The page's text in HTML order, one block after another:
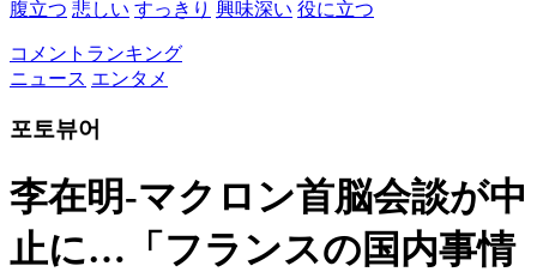
腹立つ 悲しい すっきり 興味深い 役に立つ
コメントランキング
ニュース エンタメ
포토뷰어
李在明‐マクロン首脳会談が中
止に…「フランスの国内事情